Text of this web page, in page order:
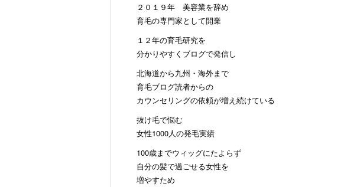
２０１９年 美容業を辞め
育毛の専門家として開業
１２年の育毛研究を
分かりやすくブログで発信し
北海道から九州・海外まで
育毛ブログ読者からの
カウンセリングの依頼が増え続けている
抜け毛で悩む
女性1000人の発毛実績
100歳までウィッグにたよらず
自分の髪で過ごせる女性を
増やすため